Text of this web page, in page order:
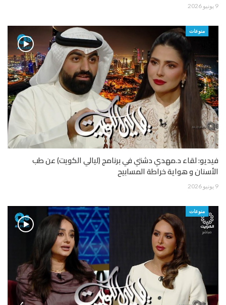
9 يونيو 2026
منوعات
فيديو: لقاء د.مهدي دشتي في برنامج (ليالي الكويت) عن طب
الأسنان و هواية خراطة المسابيح
9 يونيو 2026
منوعات